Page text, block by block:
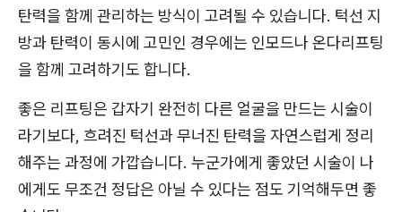
탄력을 함께 관리하는 방식이 고려될 수 있습니다. 턱선 지
방과 탄력이 동시에 고민인 경우에는 인모드나 온다리프팅
을 함께 고려하기도 합니다.
좋은 리프팅은 갑자기 완전히 다른 얼굴을 만드는 시술이
라기보다, 흐려진 턱선과 무너진 탄력을 자연스럽게 정리
해주는 과정에 가깝습니다. 누군가에게 좋았던 시술이 나
에게도 무조건 정답은 아닐 수 있다는 점도 기억해두면 좋